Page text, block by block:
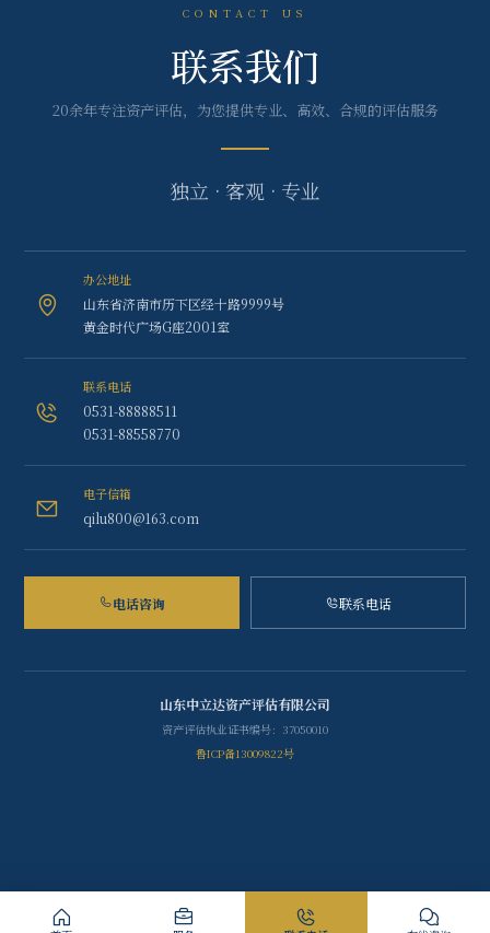
CONTACT US
联系我们
20余年专注资产评估，为您提供专业、高效、合规的评估服务
独立 · 客观 · 专业
办公地址
山东省济南市历下区经十路9999号
黄金时代广场G座2001室
联系电话
0531-88888511
0531-88558770
电子信箱
qilu800@163.com
电话咨询 联系电话
山东中立达资产评估有限公司
资产评估执业证书编号：37050010
鲁ICP备13009822号